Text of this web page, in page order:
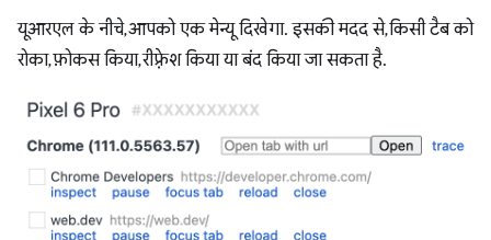
यूआरएल के नीचे, आपको एक मेन्यू दिखेगा. इसकी मदद से, किसी टैब को
रोका, फ़ोकस किया, रीफ़्रेश किया या बंद किया जा सकता है.